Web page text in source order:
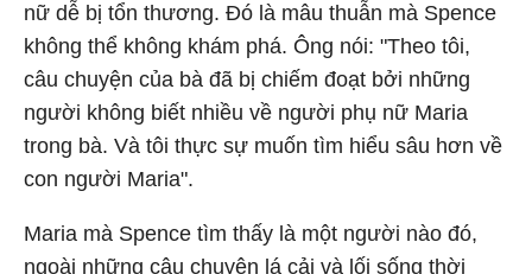
nữ dễ bị tổn thương. Đó là mâu thuẫn mà Spence
không thể không khám phá. Ông nói: "Theo tôi,
câu chuyện của bà đã bị chiếm đoạt bởi những
người không biết nhiều về người phụ nữ Maria
trong bà. Và tôi thực sự muốn tìm hiểu sâu hơn về
con người Maria".
Maria mà Spence tìm thấy là một người nào đó,
ngoài những câu chuyện lá cải và lối sống thời